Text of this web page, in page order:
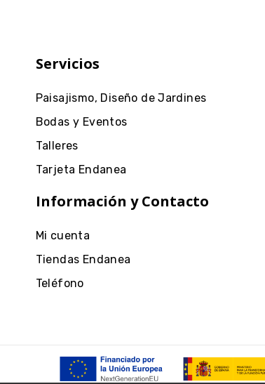
Servicios
Paisajismo, Diseño de Jardines
Bodas y Eventos
Talleres
Tarjeta Endanea
Información y Contacto
Mi cuenta
Tiendas Endanea
Teléfono